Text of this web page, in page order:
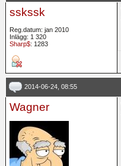
sskssk
Reg.datum: jan 2010
Inlägg: 1 320
Sharp$: 1283
2014-06-24, 08:55
Wagner